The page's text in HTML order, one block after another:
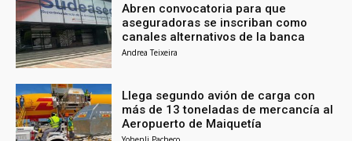
Abren convocatoria para que
aseguradoras se inscriban como
canales alternativos de la banca
Andrea Teixeira
Llega segundo avión de carga con
más de 13 toneladas de mercancía al
Aeropuerto de Maiquetía